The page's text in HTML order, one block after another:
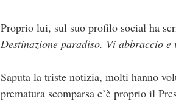
Proprio lui, sul suo profilo social ha
Destinazione paradiso. Vi abbraccio e
Saputa la triste notizia, molti hanno
prematura scomparsa c’è proprio il